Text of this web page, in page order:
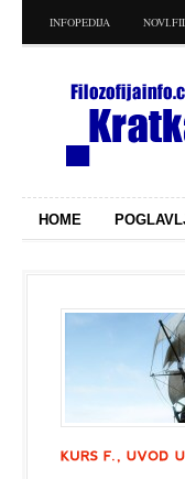
INFOPEDIJA
HOME